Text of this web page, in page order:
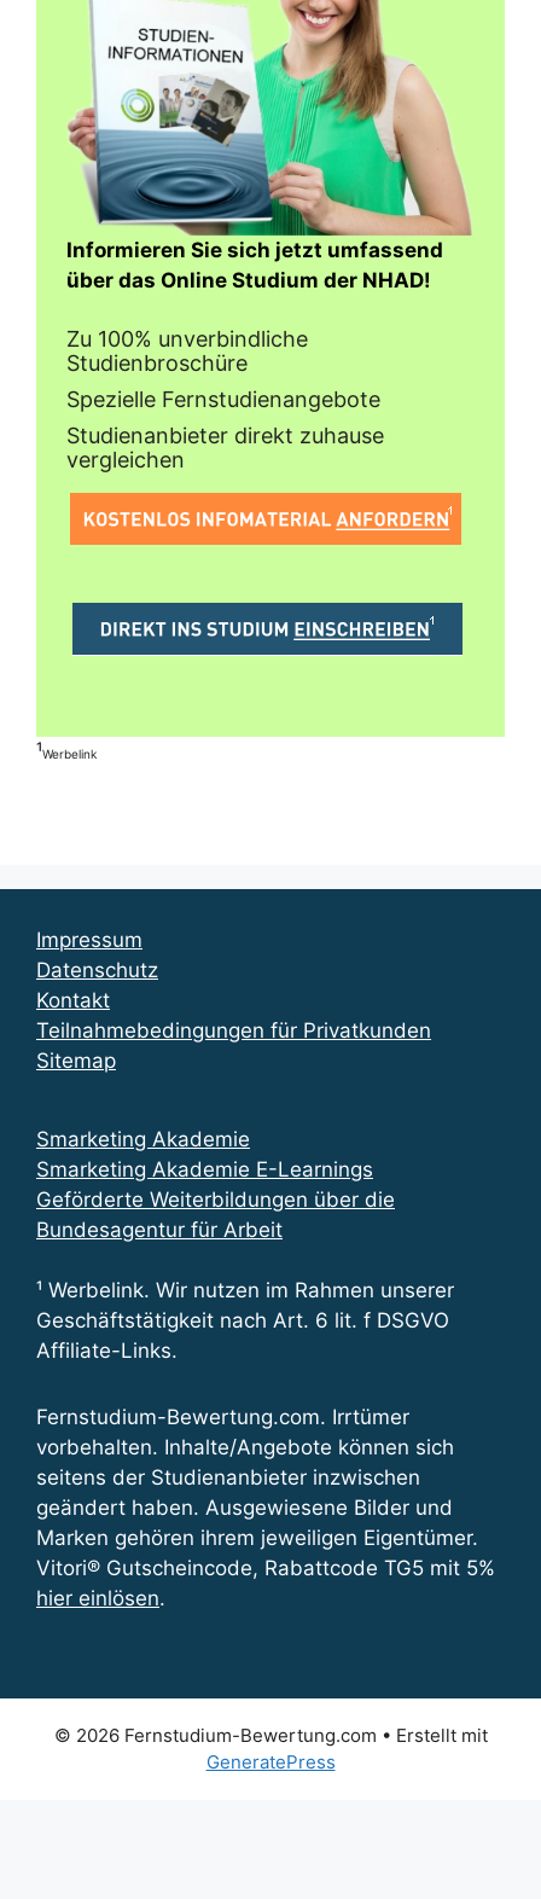
Informieren Sie sich jetzt umfassend
über das Online Studium der NHAD!
Zu 100% unverbindliche
Studienbroschüre
Spezielle Fernstudienangebote
Studienanbieter direkt zuhause
vergleichen
¹Werbelink
Impressum
Datenschutz
Kontakt
Teilnahmebedingungen für Privatkunden
Sitemap
Smarketing Akademie
Smarketing Akademie E-Learnings
Geförderte Weiterbildungen über die
Bundesagentur für Arbeit
¹ Werbelink. Wir nutzen im Rahmen unserer
Geschäftstätigkeit nach Art. 6 lit. f DSGVO
Affiliate-Links.
Fernstudium-Bewertung.com. Irrtümer
vorbehalten. Inhalte/Angebote können sich
seitens der Studienanbieter inzwischen
geändert haben. Ausgewiesene Bilder und
Marken gehören ihrem jeweiligen Eigentümer.
Vitori® Gutscheincode, Rabattcode TG5 mit 5%
hier einlösen.
© 2026 Fernstudium-Bewertung.com • Erstellt mit
GeneratePress